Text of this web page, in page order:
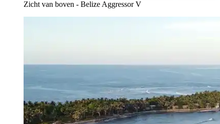
Zicht van boven - Belize Aggressor V